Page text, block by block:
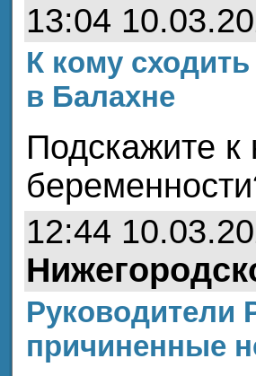
13:04
К кому
в Балахне
Подскажите к
12:44
Руководители
причиненные